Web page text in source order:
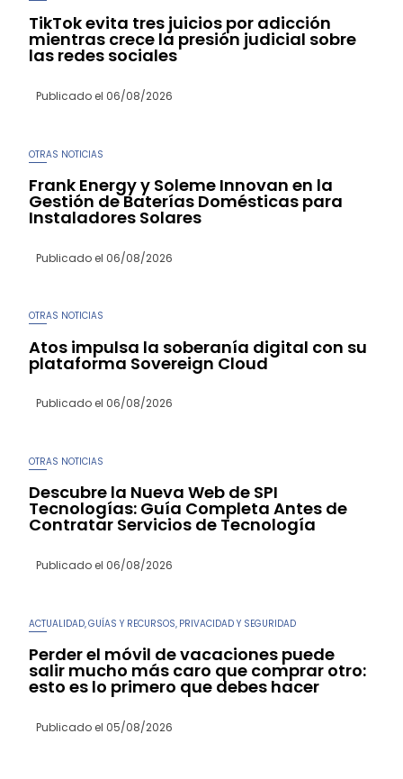
TikTok evita tres juicios por adicción
mientras crece la presión judicial sobre
las redes sociales
Publicado el 06/08/2026
OTRAS NOTICIAS
Frank Energy y Soleme Innovan en la
Gestión de Baterías Domésticas para
Instaladores Solares
Publicado el 06/08/2026
OTRAS NOTICIAS
Atos impulsa la soberanía digital con su
plataforma Sovereign Cloud
Publicado el 06/08/2026
OTRAS NOTICIAS
Descubre la Nueva Web de SPI
Tecnologías: Guía Completa Antes de
Contratar Servicios de Tecnología
Publicado el 06/08/2026
ACTUALIDAD ,GUÍAS Y RECURSOS PRIVACIDAD Y SEGURIDAD
Perder el móvil de vacaciones puede
salir mucho más caro que comprar otro:
esto es lo primero que debes hacer
Publicado el 05/08/2026